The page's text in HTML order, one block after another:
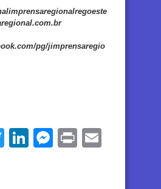
pg/jimprensaregio
TwitterLinkedIn
Messenger
Print